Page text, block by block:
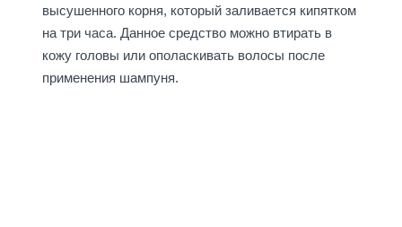
высушенного корня, который заливается кипятком
на три часа. Данное средство можно втирать в
кожу головы или ополаскивать волосы после
применения шампуня.